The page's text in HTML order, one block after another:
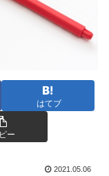
はてブ
ー
2021.05.06